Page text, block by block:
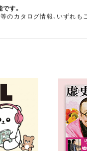
す。
のカタログ情報、いずれも